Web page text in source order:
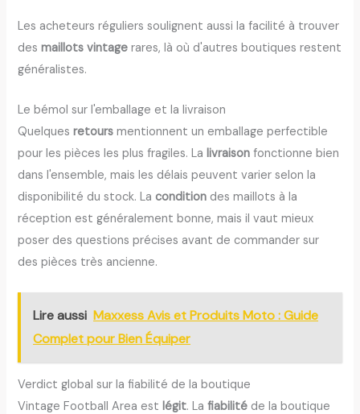
Les acheteurs réguliers soulignent aussi la facilité à trouver
desmaillots vintage rares, là où d'autres boutiques restent
généralistes.
Le bémol sur l'emballage et la livraison
Quelquesretours mentionnent un emballage perfectible
pour les pièces les plus fragiles. Lalivraison fonctionne bien
dans l'ensemble, mais les délais peuvent varier selon la
disponibilité du stock. Lacondition des maillots à la
réception est généralement bonne, mais il vaut mieux
poser des questions précises avant de commander sur
des pièces très ancienne.
Lire aussi Maxxess Avis et Produits Moto : Guide
Complet pour Bien Équiper
Verdict global sur la fiabilité de la boutique
Vintage Football Area estlégit. Lafiabilité de la boutique